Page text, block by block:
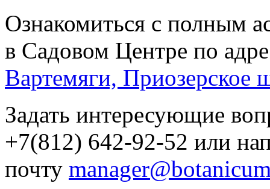
Ознакомиться с полным
в Садовом Центре по
Вартемяги, Приозерское
Задать интересующие
+7(812) 642-92-52 или
почту